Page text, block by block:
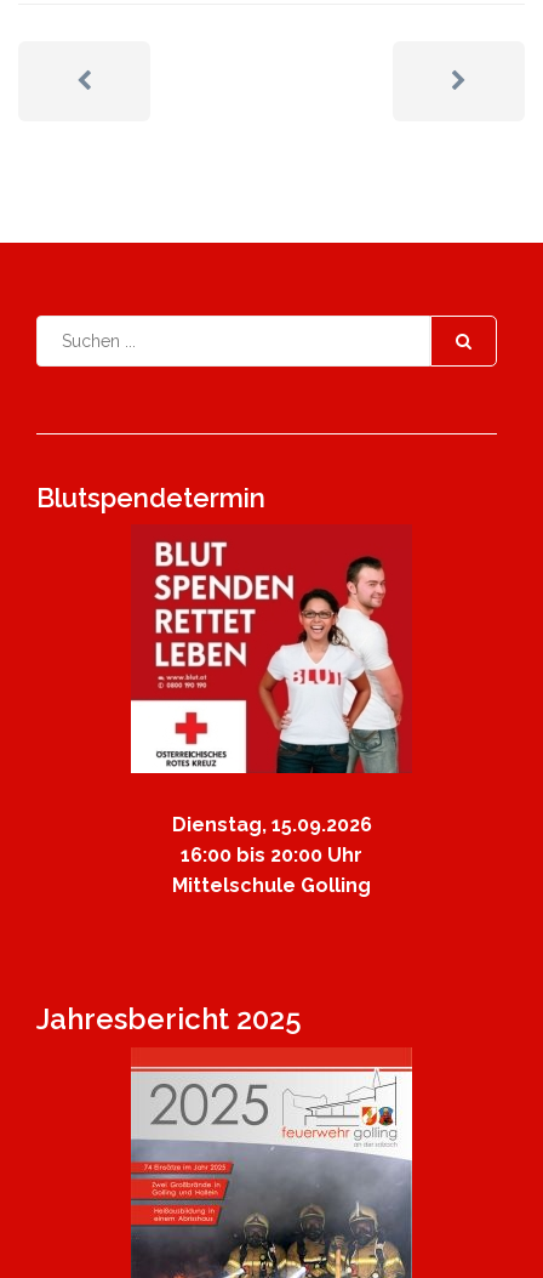
Blutspendetermin
Dienstag, 15.09.2026
16:00 bis 20:00 Uhr
Mittelschule Golling
Jahresbericht 2025